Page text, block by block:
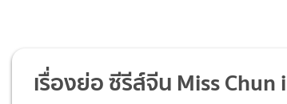
เรื่องย่อ ซีรีส์จีน Miss